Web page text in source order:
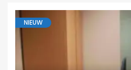
NIEUW